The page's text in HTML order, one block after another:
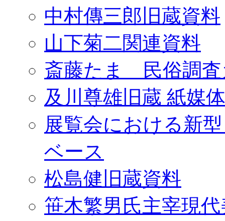
中村傳三郎旧蔵資料
山下菊二関連資料
斎藤たま 民俗調査
及川尊雄旧蔵 紙媒
展覧会における新
ベース
松島健旧蔵資料
笹木繁男氏主宰現